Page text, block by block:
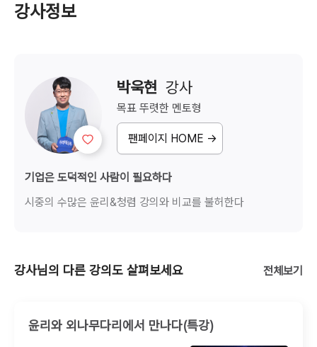
강사정보
박욱현 강사
목표 뚜렷한 멘토형
팬페이지 HOME →
기업은 도덕적인 사람이 필요하다
시중의 수많은 윤리&청렴 강의와 비교를 불허한다
강사님의 다른 강의도 살펴보세요 전체보기
윤리와 외나무다리에서 만나다(특강)